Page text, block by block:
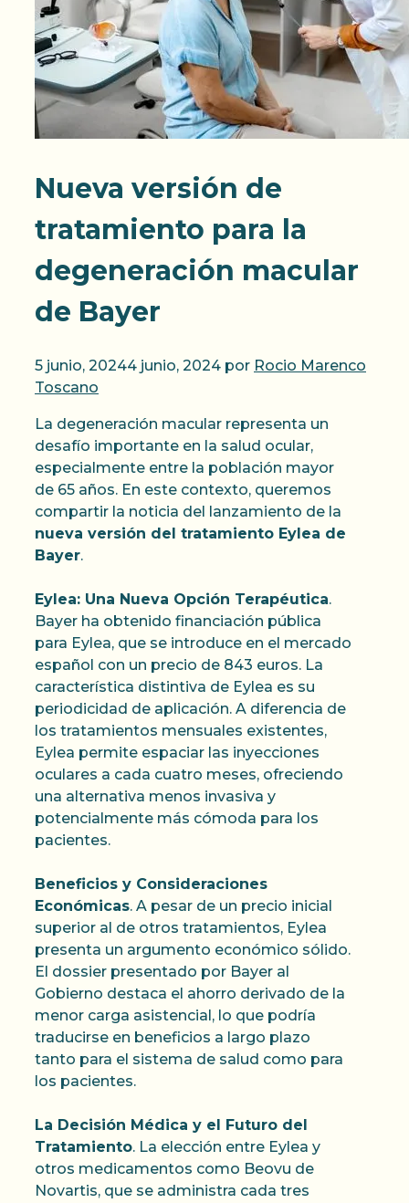
Nueva versión de
tratamiento para la
degeneración macular
de Bayer
5 junio, 20244 junio, 2024 por Rocio Marenco
Toscano
La degeneración macular representa un
desafío importante en la salud ocular,
especialmente entre la población mayor
de 65 años. En este contexto, queremos
compartir la noticia del lanzamiento de la
nueva versión del tratamiento Eylea de
Bayer.
Eylea: Una Nueva Opción Terapéutica.
Bayer ha obtenido financiación pública
para Eylea, que se introduce en el mercado
español con un precio de 843 euros. La
característica distintiva de Eylea es su
periodicidad de aplicación. A diferencia de
los tratamientos mensuales existentes,
Eylea permite espaciar las inyecciones
oculares a cada cuatro meses, ofreciendo
una alternativa menos invasiva y
potencialmente más cómoda para los
pacientes.
Beneficios y Consideraciones
Económicas. A pesar de un precio inicial
superior al de otros tratamientos, Eylea
presenta un argumento económico sólido.
El dossier presentado por Bayer al
Gobierno destaca el ahorro derivado de la
menor carga asistencial, lo que podría
traducirse en beneficios a largo plazo
tanto para el sistema de salud como para
los pacientes.
La Decisión Médica y el Futuro del
Tratamiento. La elección entre Eylea y
otros medicamentos como Beovu de
Novartis, que se administra cada tres